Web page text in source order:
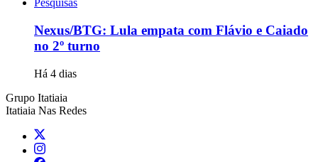
Pesquisas
Nexus/BTG: Lula empata com Flávio e Caiado
no 2º turno
Há 4 dias
Grupo Itatiaia
Itatiaia Nas Redes